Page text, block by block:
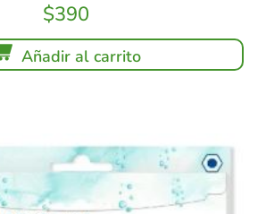
$390
Añadir al carrito